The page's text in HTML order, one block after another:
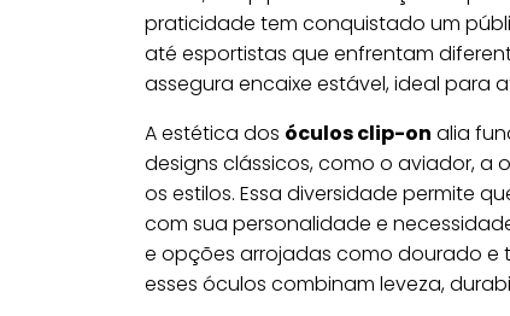
praticidade tem conquistado um
até esportistas que enfrentam
assegura encaixe estável, ideal para
A estética dos óculos clip-on alia
designs clássicos, como o aviador,
os estilos. Essa diversidade permite
com sua personalidade e
e opções arrojadas como dourado e
esses óculos combinam leveza,